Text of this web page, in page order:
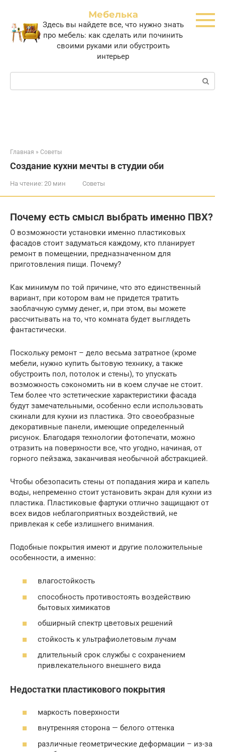
контенту
Мебелька
Здесь вы найдете все, что нужно знать
про мебель: как сделать или починить
своими руками или обустроить
интерьер
Поиск:
Главная » Советы
Создание кухни мечты в студии оби
На чтение: 20 мин Советы
Почему есть смысл выбрать именно ПВХ?
О возможности установки именно пластиковых
фасадов стоит задуматься каждому, кто планирует
ремонт в помещении, предназначенном для
приготовления пищи. Почему?
Как минимум по той причине, что это единственный
вариант, при котором вам не придется тратить
заоблачную сумму денег, и, при этом, вы можете
рассчитывать на то, что комната будет выглядеть
фантастически.
Поскольку ремонт – дело весьма затратное (кроме
мебели, нужно купить бытовую технику, а также
обустроить пол, потолок и стены), то упускать
возможность сэкономить ни в коем случае не стоит.
Тем более что эстетические характеристики фасада
будут замечательными, особенно если использовать
скинали для кухни из пластика. Это своеобразные
декоративные панели, имеющие определенный
рисунок. Благодаря технологии фотопечати, можно
отразить на поверхности все, что угодно, начиная, от
горного пейзажа, заканчивая необычной абстракцией.
Чтобы обезопасить стены от попадания жира и капель
воды, непременно стоит установить экран для кухни из
пластика. Пластиковые фартуки отлично защищают от
всех видов неблагоприятных воздействий, не
привлекая к себе излишнего внимания.
Подобные покрытия имеют и другие положительные
особенности, а именно:
влагостойкость
способность противостоять воздействию
бытовых химикатов
обширный спектр цветовых решений
стойкость к ультрафиолетовым лучам
длительный срок службы с сохранением
привлекательного внешнего вида
Недостатки пластикового покрытия
маркость поверхности
внутренняя сторона — белого оттенка
различные геометрические деформации – из-за